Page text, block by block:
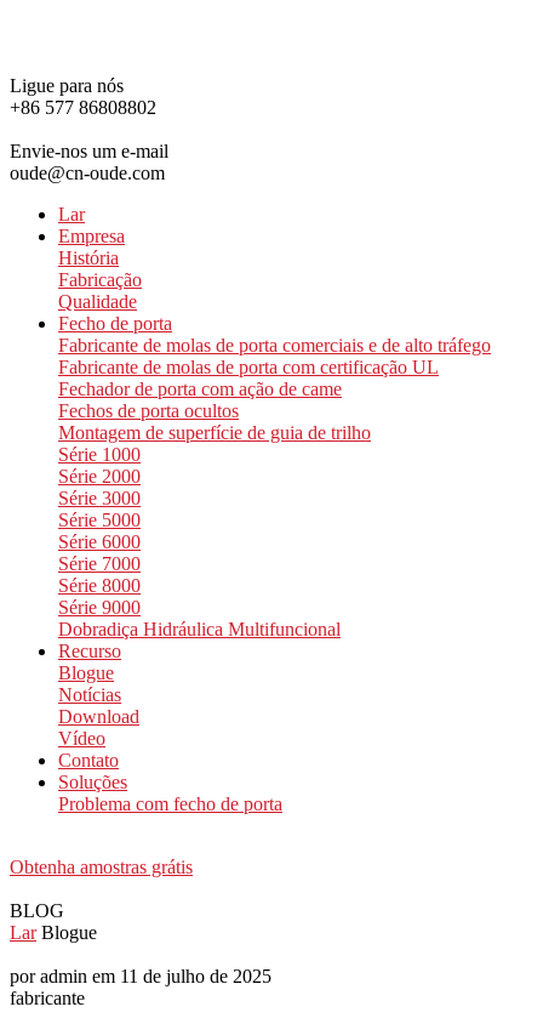
Ligue para nós
+86 577 86808802
Envie-nos um e-mail
oude@cn-oude.com
Lar
Empresa
História
Fabricação
Qualidade
Fecho de porta
Fabricante de molas de porta comerciais e de alto tráfego
Fabricante de molas de porta com certificação UL
Fechador de porta com ação de came
Fechos de porta ocultos
Montagem de superfície de guia de trilho
Série 1000
Série 2000
Série 3000
Série 5000
Série 6000
Série 7000
Série 8000
Série 9000
Dobradiça Hidráulica Multifuncional
Recurso
Blogue
Notícias
Download
Vídeo
Contato
Soluções
Problema com fecho de porta
Obtenha amostras grátis
BLOG
Lar Blogue
por admin em 11 de julho de 2025
fabricante